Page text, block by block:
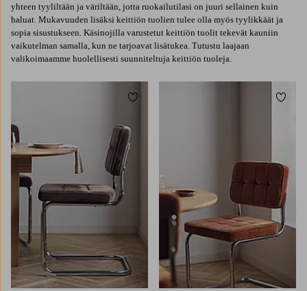
yhteen tyyliltään ja väriltään, jotta ruokailutilasi on juuri sellainen kuin
haluat. Mukavuuden lisäksi keittiön tuolien tulee olla myös tyylikkäät ja
sopia sisustukseen. Käsinojilla varustetut keittiön tuolit tekevät kauniin
vaikutelman samalla, kun ne tarjoavat lisätukea. Tutustu laajaan
valikoimaamme huolellisesti suunniteltuja keittiön tuoleja.
Lisää suosikkeihin Lisää